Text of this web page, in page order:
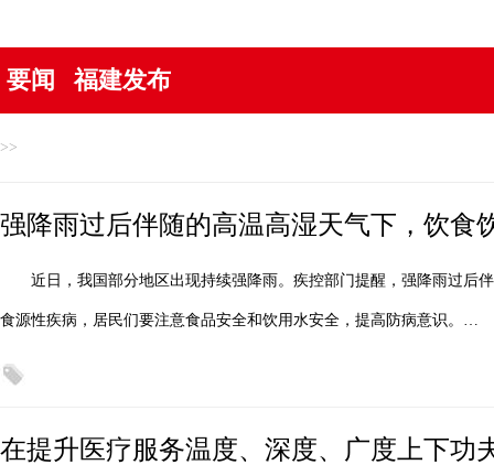
要闻 福建发布
>>
强降雨过后伴随的高温高湿天气下，饮食
近日，我国部分地区出现持续强降雨。疾控部门提醒，强降雨过后
食源性疾病，居民们要注意食品安全和饮用水安全，提高防病意识。…
在提升医疗服务温度、深度、广度上下功